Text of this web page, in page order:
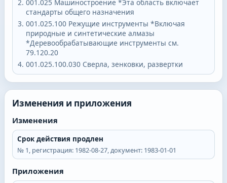
001.025 Машиностроение *Эта область включает
стандарты общего назначения
001.025.100 Режущие инструменты *Включая
природные и синтетические алмазы
*Деревообрабатывающие инструменты см.
79.120.20
001.025.100.030 Сверла, зенковки, развертки
Изменения и приложения
Изменения
Срок действия продлен
№ 1, регистрация: 1982-08-27, документ: 1983-01-01
Приложения